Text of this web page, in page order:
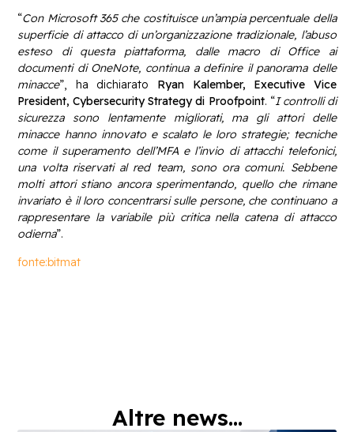
“Con Microsoft 365 che costituisce un’ampia percentuale della
superficie di attacco di un’organizzazione tradizionale, l’abuso
esteso di questa piattaforma, dalle macro di Office ai
documenti di OneNote, continua a definire il panorama delle
minacce”, ha dichiarato Ryan Kalember, Executive Vice
President, Cybersecurity Strategy di Proofpoint. “I controlli di
sicurezza sono lentamente migliorati, ma gli attori delle
minacce hanno innovato e scalato le loro strategie; tecniche
come il superamento dell’MFA e l’invio di attacchi telefonici,
una volta riservati al red team, sono ora comuni. Sebbene
molti attori stiano ancora sperimentando, quello che rimane
invariato è il loro concentrarsi sulle persone, che continuano a
rappresentare la variabile più critica nella catena di attacco
odierna”.
fonte:bitmat
Altre news...